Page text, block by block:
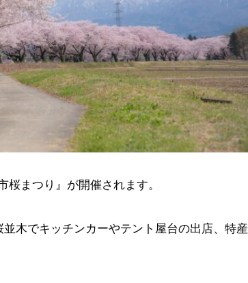
まつり』が開催されます。
木でキッチンカーやテント屋台の出店、特産